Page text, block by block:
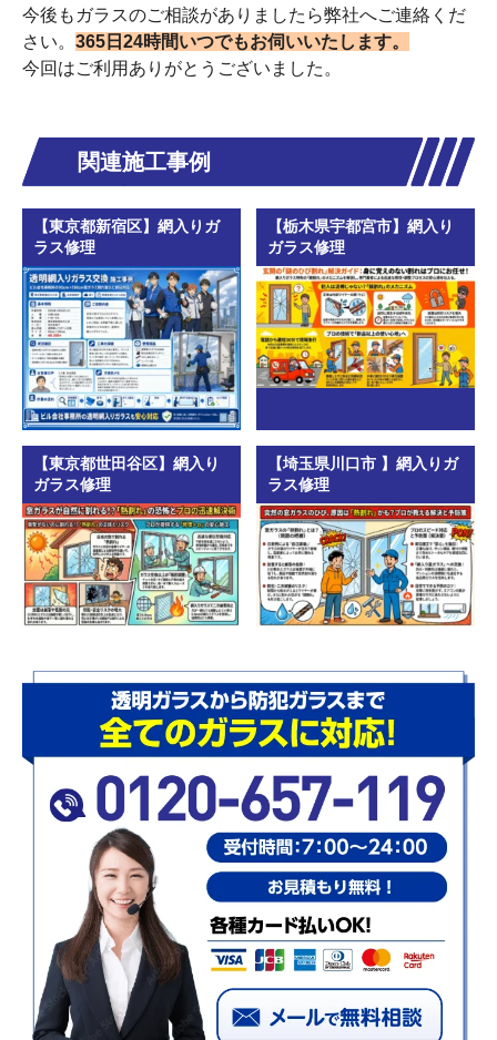
今後もガラスのご相談がありましたら弊社へご連絡くだ
さい。 365日24時間いつでもお伺いいたします。
今回はご利用ありがとうございました。
関連施工事例
【東京都新宿区】網入りガ
ラス修理
【栃木県宇都宮市】網入り
ガラス修理
【東京都世田谷区】網入り
ガラス修理
【埼玉県川口市 】網入りガ
ラス修理